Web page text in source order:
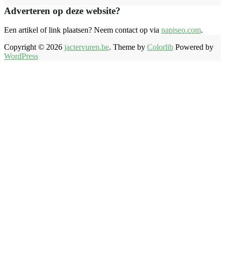
Adverteren op deze website?
Een artikel of link plaatsen? Neem contact op via napiseo.com.
Copyright © 2026 jactervuren.be. Theme by Colorlib Powered by
WordPress